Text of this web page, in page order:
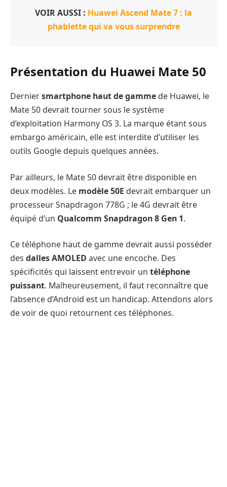
VOIR AUSSI : Huawei Ascend Mate 7 : la
phablette qui va vous surprendre
Présentation du Huawei Mate 50
Derniersmartphone haut de gamme de Huawei, le
Mate 50 devrait tourner sous le système
d’exploitation Harmony OS 3. La marque étant sous
embargo américain, elle est interdite d’utiliser les
outils Google depuis quelques années.
Par ailleurs, le Mate 50 devrait être disponible en
deux modèles. Le modèle 50E devrait embarquer un
processeur Snapdragon 778G ; le 4G devrait être
équipé d’un Qualcomm Snapdragon 8 Gen 1.
Ce téléphone haut de gamme devrait aussi posséder
des dalles AMOLED avec une encoche. Des
spécificités qui laissent entrevoir un téléphone
puissant. Malheureusement, il faut reconnaître que
l’absence d’Android est un handicap. Attendons alors
de voir de quoi retournent ces téléphones.